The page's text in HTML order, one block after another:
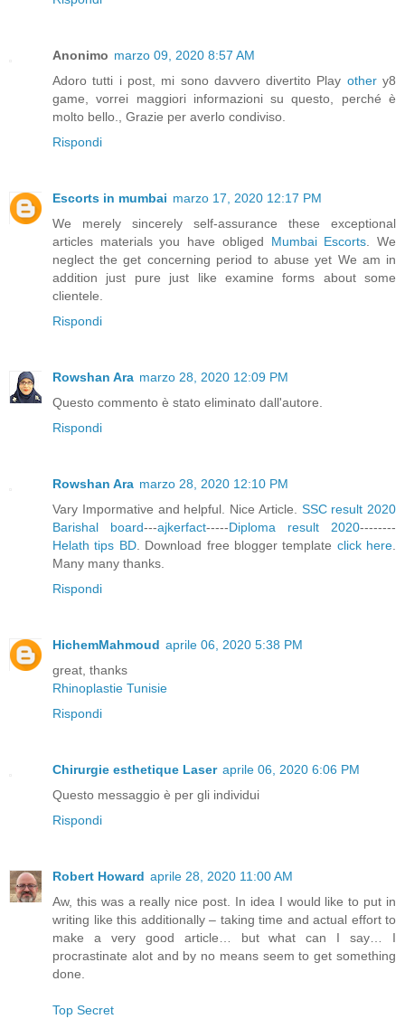
Anonimo marzo 09, 2020 8:57 AM
Adoro tutti i post, mi sono davvero divertito Play othery8
game, vorrei maggiori informazioni su questo, perché è
molto bello., Grazie per averlo condiviso.
Rispondi
Escorts in mumbai marzo 17, 2020 12:17 PM
We merely sincerely self-assurance these exceptional
articles materials you have obliged Mumbai Escorts. We
neglect the get concerning period to abuse yet We am in
addition just pure just like examine forms about some
clientele.
Rispondi
Rowshan Ara marzo 28, 2020 12:09 PM
Questo commento è stato eliminato dall'autore.
Rispondi
Rowshan Ara marzo 28, 2020 12:10 PM
Vary Impormative and helpful. Nice Article. SSC result 2020
Barishal board---ajkerfact-----Diploma result 2020--------
Helath tips BD. Download free blogger template click here.
Many many thanks.
Rispondi
HichemMahmoud aprile 06, 2020 5:38 PM
great, thanks
Rhinoplastie Tunisie
Rispondi
Chirurgie esthetique Laser aprile 06, 2020 6:06 PM
Questo messaggio è per gli individui
Rispondi
Robert Howard aprile 28, 2020 11:00 AM
Aw, this was a really nice post. In idea I would like to put in
writing like this additionally – taking time and actual effort to
make a very good article… but what can I say… I
procrastinate alot and by no means seem to get something
done.
Top Secret